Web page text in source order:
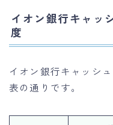
イオン銀行キャッ
度
イオン銀行キャッシ
表の通りです。